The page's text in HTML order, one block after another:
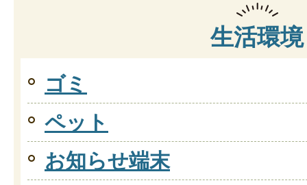
生活環境
ゴミ
ペット
お知らせ端末